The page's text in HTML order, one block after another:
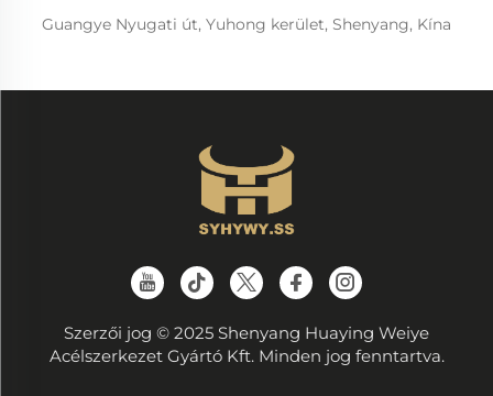
Guangye Nyugati út, Yuhong kerület, Shenyang, Kína
Szerzői jog © 2025 Shenyang Huaying Weiye
Acélszerkezet Gyártó Kft. Minden jog fenntartva.